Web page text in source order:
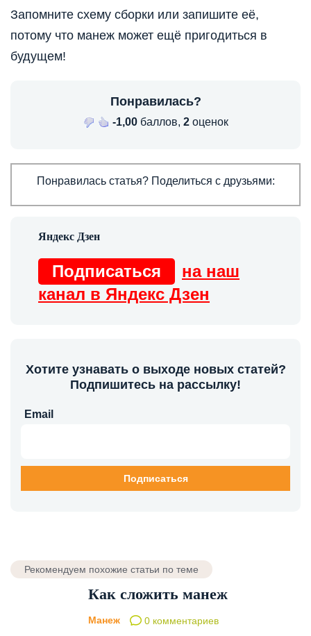
Запомните схему сборки или запишите её,
потому что манеж может ещё пригодиться в
будущем!
Понравилась?
-1,00баллов, 2оценок
Понравилась статья? Поделиться с друзьями:
Подписаться
на наш
канал в Яндекс Дзен
Хотите узнавать о выходе новых статей?
Подпишитесь на рассылку!
Email
Рекомендуем похожие статьи по теме
Как сложить манеж
Манеж 0 комментариев